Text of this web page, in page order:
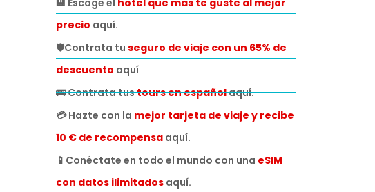
precio aquí.
🛡️Contrata tu seguro de viaje con un 65% de
descuento aquí
🚌 Contrata tustours en españolaquí.
💳 Hazte con la mejor tarjeta de viaje y recibe
10 € de recompensa aquí.
📱Conéctate en todo el mundo con una eSIM
con datos ilimitados aquí.